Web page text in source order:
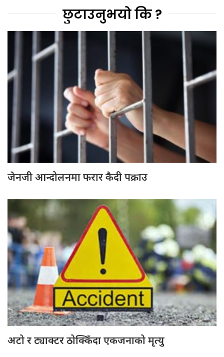
छुटाउनुभयो कि ?
जेनजी आन्दोलनमा फरार कैदी पक्राउ
अटो र ट्याक्टर ठोक्किँदा एकजनाको मृत्यु